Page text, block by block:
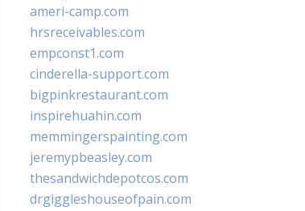
ameri-camp.com
hrsreceivables.com
empconst1.com
cinderella-support.com
bigpinkrestaurant.com
inspirehuahin.com
memmingerspainting.com
jeremypbeasley.com
thesandwichdepotcos.com
drgiggleshouseofpain.com